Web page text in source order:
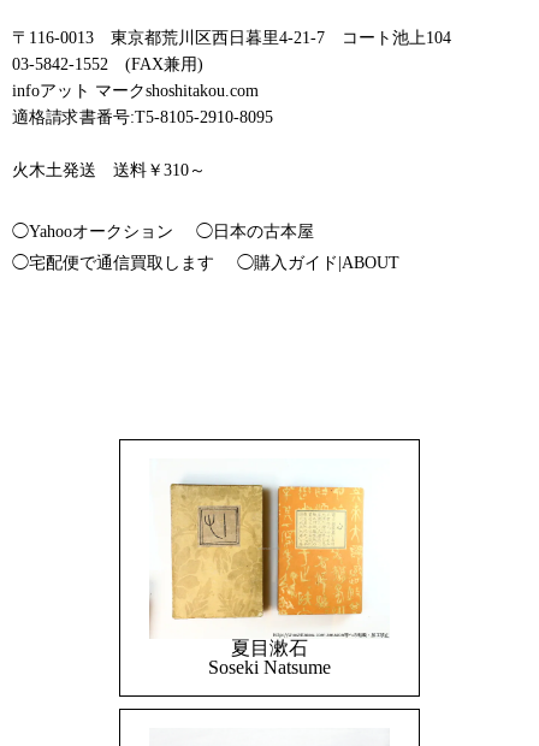
〒116-0013 東京都荒川区西日暮里4-21-7 コート池上104
03-5842-1552 (FAX兼用)
infoアット マークshoshitakou.com
適格請求書番号:T5-8105-2910-8095
火木土発送 送料￥310～
◯Yahooオークション
◯日本の古本屋
◯宅配便で通信買取します
◯購入ガイド|ABOUT
夏目漱石
Soseki Natsume